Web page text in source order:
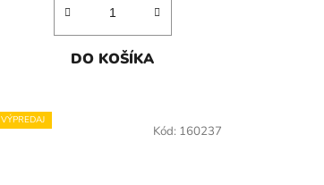
DO KOŠÍKA
VÝPREDAJ
Kód: 160237